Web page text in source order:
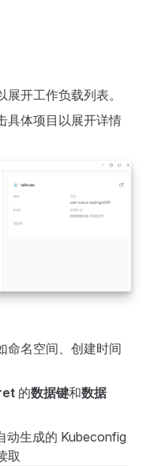
开工作负载列表。
具体项目以展开详情
命名空间、创建时间
的数据键和数据
动生成的 Kubeconfig
取